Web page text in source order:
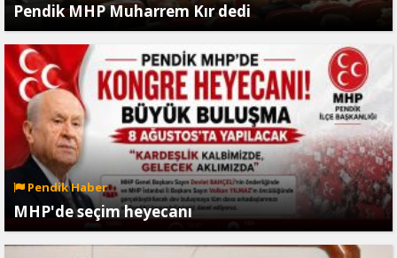
Pendik MHP Muharrem Kır dedi
Pendik Haber
MHP'de seçim heyecanı